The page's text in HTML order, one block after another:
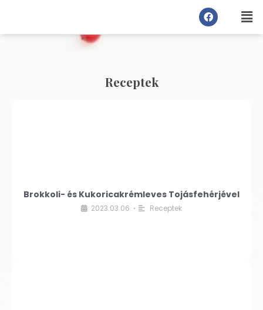
Receptek
Brokkoli- és Kukoricakrémleves Tojásfehérjével
2023.03.06. • Receptek